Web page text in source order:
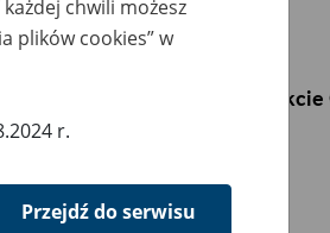
jednostkami w
chwili możesz
plików cookies” w
r.
Przejdź do serwisu